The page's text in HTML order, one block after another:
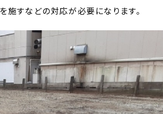
施すなどの対応が必要になります。